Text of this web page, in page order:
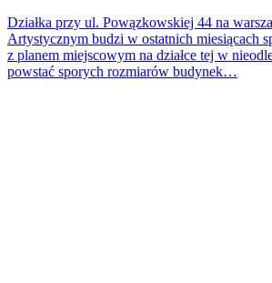
Działka przy ul. Powązkowskiej 44 na
Artystycznym budzi w ostatnich miesiącach
z planem miejscowym na działce tej w
powstać sporych rozmiarów budynek…